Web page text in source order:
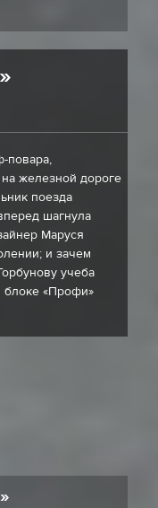
повара,
железной дороге
поезда
шагнула
Маруся
и зачем
учеба
блоке «Профи»